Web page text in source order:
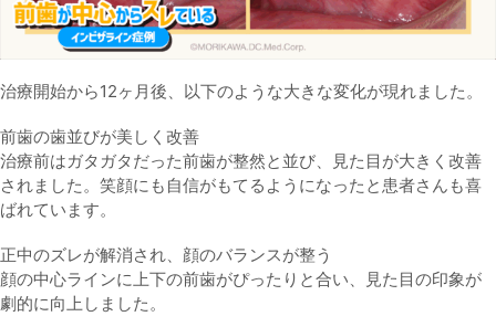
治療開始から12ヶ月後、以下のような大きな変化が現れました。
前歯の歯並びが美しく改善
治療前はガタガタだった前歯が整然と並び、見た目が大きく改善
されました。笑顔にも自信がもてるようになったと患者さんも喜
ばれています。
正中のズレが解消され、顔のバランスが整う
顔の中心ラインに上下の前歯がぴったりと合い、見た目の印象が
劇的に向上しました。